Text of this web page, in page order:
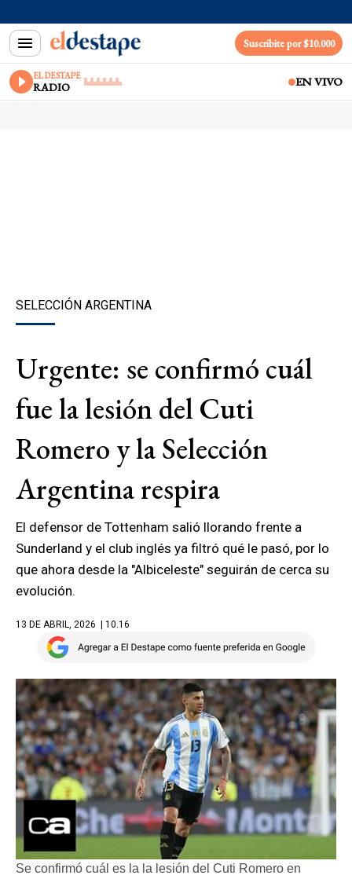
Suscribite por $10.000
EL DESTAPE
RADIO EN VIVO
SELECCIÓN ARGENTINA
Urgente: se confirmó cuál
fue la lesión del Cuti
Romero y la Selección
Argentina respira
El defensor de Tottenham salió llorando frente a
Sunderland y el club inglés ya filtró qué le pasó, por lo
que ahora desde la "Albiceleste" seguirán de cerca su
evolución.
13 DE ABRIL, 2026 | 10.16
Se confirmó cuál es la la lesión del Cuti Romero en